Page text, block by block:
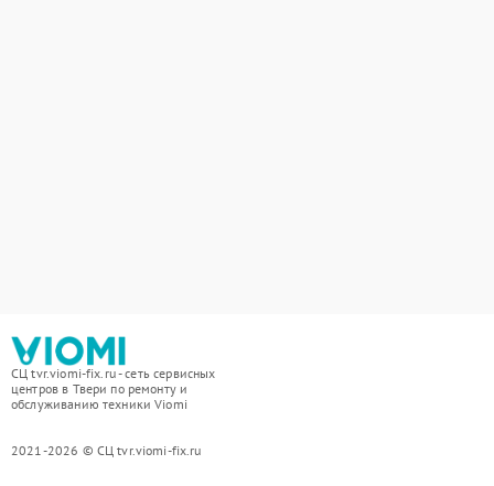
СЦ tvr.viomi-fix.ru - сеть сервисных
центров в Твери по ремонту и
обслуживанию техники Viomi
2021-2026 © СЦ tvr.viomi-fix.ru